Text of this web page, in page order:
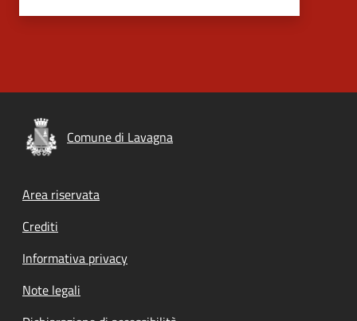
Comune di Lavagna
Footer menu
Area riservata
Crediti
Informativa privacy
Note legali